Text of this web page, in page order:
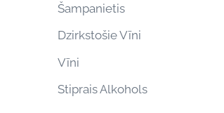
Šampanietis
Dzirkstošie Vīni
Vīni
Stiprais Alkohols